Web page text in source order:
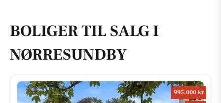
BOLIGER TIL SALG I
NØRRESUNDBY
995.000 kr